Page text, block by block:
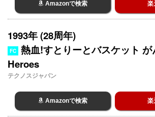
Amazonで検索 楽
1993年 (28周年)
FC
熱血!すとりーとバスケット
Heroes
テクノスジャパン
Amazonで検索 楽